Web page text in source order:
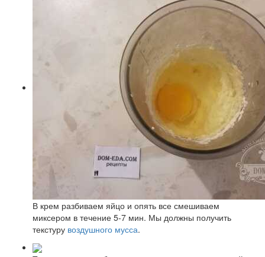
В крем разбиваем яйцо и опять все смешиваем
миксером в течение 5-7 мин. Мы должны получить
текстуру воздушного мусса.